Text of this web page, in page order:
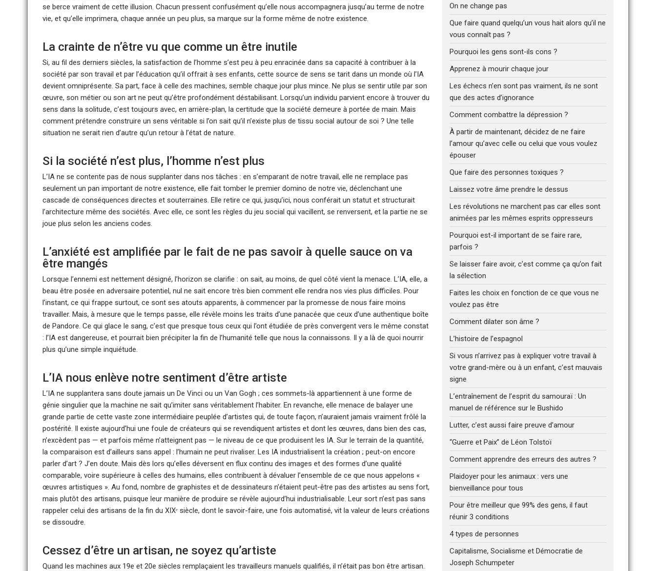
se berce vraiment de cette illusion. Chacun pressent confusément qu’elle nous accompagnera jusqu’au terme de notre
vie, et qu’elle imprimera, chaque année un peu plus, sa marque sur la forme même de notre existence.
La crainte de n’être vu que comme un être inutile
Si, au fil des derniers siècles, la satisfaction de l’homme s’est peu à peu enracinée dans sa capacité à contribuer à la
société par son travail et par l’éducation qu’il offrait à ses enfants, cette source de sens se tarit dans un monde où l’IA
devient omniprésente. Sa part, face à celle des machines, semble chaque jour plus mince. Ne plus se sentir utile par son
œuvre, son métier ou son art ne peut qu’être profondément déstabilisant. Lorsqu’un individu parvient encore à trouver du
sens dans la solitude, c’est toujours avec, en arrière-plan, la certitude que la société demeure à portée de main. Mais
comment prétendre construire un sens véritable si l’on sait qu’il n’existe plus de tissu social autour de soi ? Une telle
situation ne serait rien d’autre qu’un retour à l’état de nature.
Si la société n’est plus, l’homme n’est plus
L’IA ne se contente pas de nous supplanter dans nos tâches : en s’emparant de notre travail, elle ne remplace pas
seulement un pan important de notre existence, elle fait tomber le premier domino de notre vie, déclenchant une
cascade de conséquences directes et souterraines. Elle retire ce qui, jusqu’ici, nous conférait un statut et structurait
l’architecture même des sociétés. Avec elle, ce sont les règles du jeu social qui vacillent, se renversent, et la partie ne se
joue plus selon les anciens codes.
L’anxiété est amplifiée par le fait de ne pas savoir à quelle sauce on va
être mangés
Lorsque l’ennemi est nettement désigné, l’horizon se clarifie : on sait, au moins, de quel côté vient la menace. L’IA, elle, a
beau être posée en adversaire potentiel, nul ne sait encore très bien comment elle rendra nos vies plus difficiles. Pour
l’instant, ce qui frappe surtout, ce sont ses atouts apparents, à commencer par la promesse de nous faire moins
travailler. Mais, à mesure que le temps passe, elle révèle moins les traits d’une panacée que ceux d’une authentique boîte
de Pandore. Ce qui glace le sang, c’est que presque tous ceux qui l’ont étudiée de près convergent vers le même constat
: l’IA est dangereuse, et pourrait bien précipiter la fin de l’humanité telle que nous la connaissons. Il y a là de quoi nourrir
plus qu’une simple inquiétude.
L’IA nous enlève notre sentiment d’être artiste
L’IA ne supplantera sans doute jamais un De Vinci ou un Van Gogh ; ces sommets-là appartiennent à une forme de
génie singulier que la machine ne sait qu’imiter sans véritablement l’habiter. En revanche, elle menace de balayer une
grande partie de cette vaste zone intermédiaire peuplée d’artistes qui, de toute façon, n’auraient jamais vraiment frôlé la
postérité. Il existe aujourd’hui une foule de créateurs qui se revendiquent artistes et dont les œuvres, dans bien des cas,
n’excèdent pas — et parfois même n’atteignent pas — le niveau de ce que produisent les IA. Sur le terrain de la quantité,
la comparaison est d’ailleurs sans appel : l’humain ne peut rivaliser. Les IA industrialisent la création ; peut-on encore
parler d’art ? J’en doute. Mais dès lors qu’elles déversent en flux continu des images et des formes d’une qualité
comparable, voire supérieure à celles des humains, elles contribuent à dévaluer l’ensemble de ce que nous appelons «
œuvres artistiques ». Au fond, nombre de graphistes et de dessinateurs n’étaient peut-être pas des artistes au sens fort,
mais plutôt des artisans, puisque leur manière de produire se révèle aujourd’hui industrialisable. Leur sort n’est pas sans
rappeler celui des artisans de la fin du XIXᵉ siècle, dont le savoir-faire, une fois automatisé, vit la valeur de leurs créations
se dissoudre.
Cessez d’être un artisan, ne soyez qu’artiste
Quand les machines aux 19e et 20e siècles remplaçaient les travailleurs manuels qualifiés, il n’était pas bon être artisan.
On ne change pas
Que faire quand quelqu’un vous hait alors qu’il ne
vous connaît pas ?
Pourquoi les gens sont-ils cons ?
Apprenez à mourir chaque jour
Les échecs n’en sont pas vraiment, ils ne sont
que des actes d’ignorance
Comment combattre la dépression ?
À partir de maintenant, décidez de ne faire
l’amour qu’avec celle ou celui que vous voulez
épouser
Que faire des personnes toxiques ?
Laissez votre âme prendre le dessus
Les révolutions ne marchent pas car elles sont
animées par les mêmes esprits oppresseurs
Pourquoi est-il important de se faire rare,
parfois ?
Se laisser faire avoir, c’est comme ça qu’on fait
la sélection
Faites les choix en fonction de ce que vous ne
voulez pas être
Comment dilater son âme ?
L’histoire de l’espagnol
Si vous n’arrivez pas à expliquer votre travail à
votre grand-mère ou à un enfant, c’est mauvais
signe
L’entraînement de l’esprit du samouraï : Un
manuel de référence sur le Bushido
Lutter, c’est aussi faire preuve d’amour
“Guerre et Paix” de Léon Tolstoï
Comment apprendre des erreurs des autres ?
Plaidoyer pour les animaux : vers une
bienveillance pour tous
Pour être meilleur que 99% des gens, il faut
réunir 3 conditions
4 types de personnes
Capitalisme, Socialisme et Démocratie de
Joseph Schumpeter